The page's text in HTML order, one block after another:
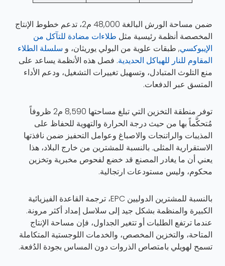
ضمن مساحة الورش البالغة 48,000 م2، تدعم خطوط الإنتاج
المخصصة أنظمة رئيسية مثل طلاءات مضادة للتآكل من
الإيبوكسي, طبقات علوية من البولي يوريثان، و سلسلة الطلاء
المقاوم للنار للهياكل الحديدية. فصل هذه الأنظمة يساعد على
منع التلوث المتبادل، وتسهيل تغييرات التشغيل، ودعم الأداء
المتسق عبر الدفعات.
توفر منطقة التخزين التي تبلغ مساحتها 8,590 م2 ظروفاً
مُتحكَّماً بها من حيث درجة الحرارة والتهوية للحفاظ على
المذيبات والراتنجات والاصباغ وعوامل التحفيز ضمن نافذتها
الاستقرارية المثلى. بالنسبة للمشترين من خارج البلاد، هذا
يعني أن ما يغادر المصنع قد خضع لفحوص مخبرية وتخزين
محكوم، وليس مستودعات ارتجالية.
بالنسبة للمشترين الدوليين EPC، ترجمة القاعدة الفيزيائية
الكبيرة والمنظمة بشكل جيد إلى سلاسل إمداد أكثر مرونة.
عندما ترتفع الطلبات أو تتغير الجداول، فإن مساحة الإنتاج
المتاحة، والتخزين المخصص، والخدمات اللوجستية المتكاملة
تسمح لهويلي بامتصاص الذروات دون المساس بجودة الدُفعة.